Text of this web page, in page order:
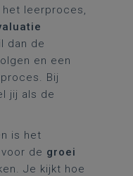
leerproces,
dan de
en een
Bij
jij als de
is het
de groei
Je kijkt hoe